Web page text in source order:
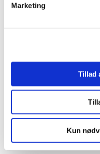
Marketing
Tillad
Kun
Sådan bruger du listen